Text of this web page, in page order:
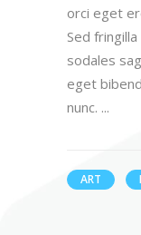
orci eget
Sed
sodales
eget
nunc.
ART